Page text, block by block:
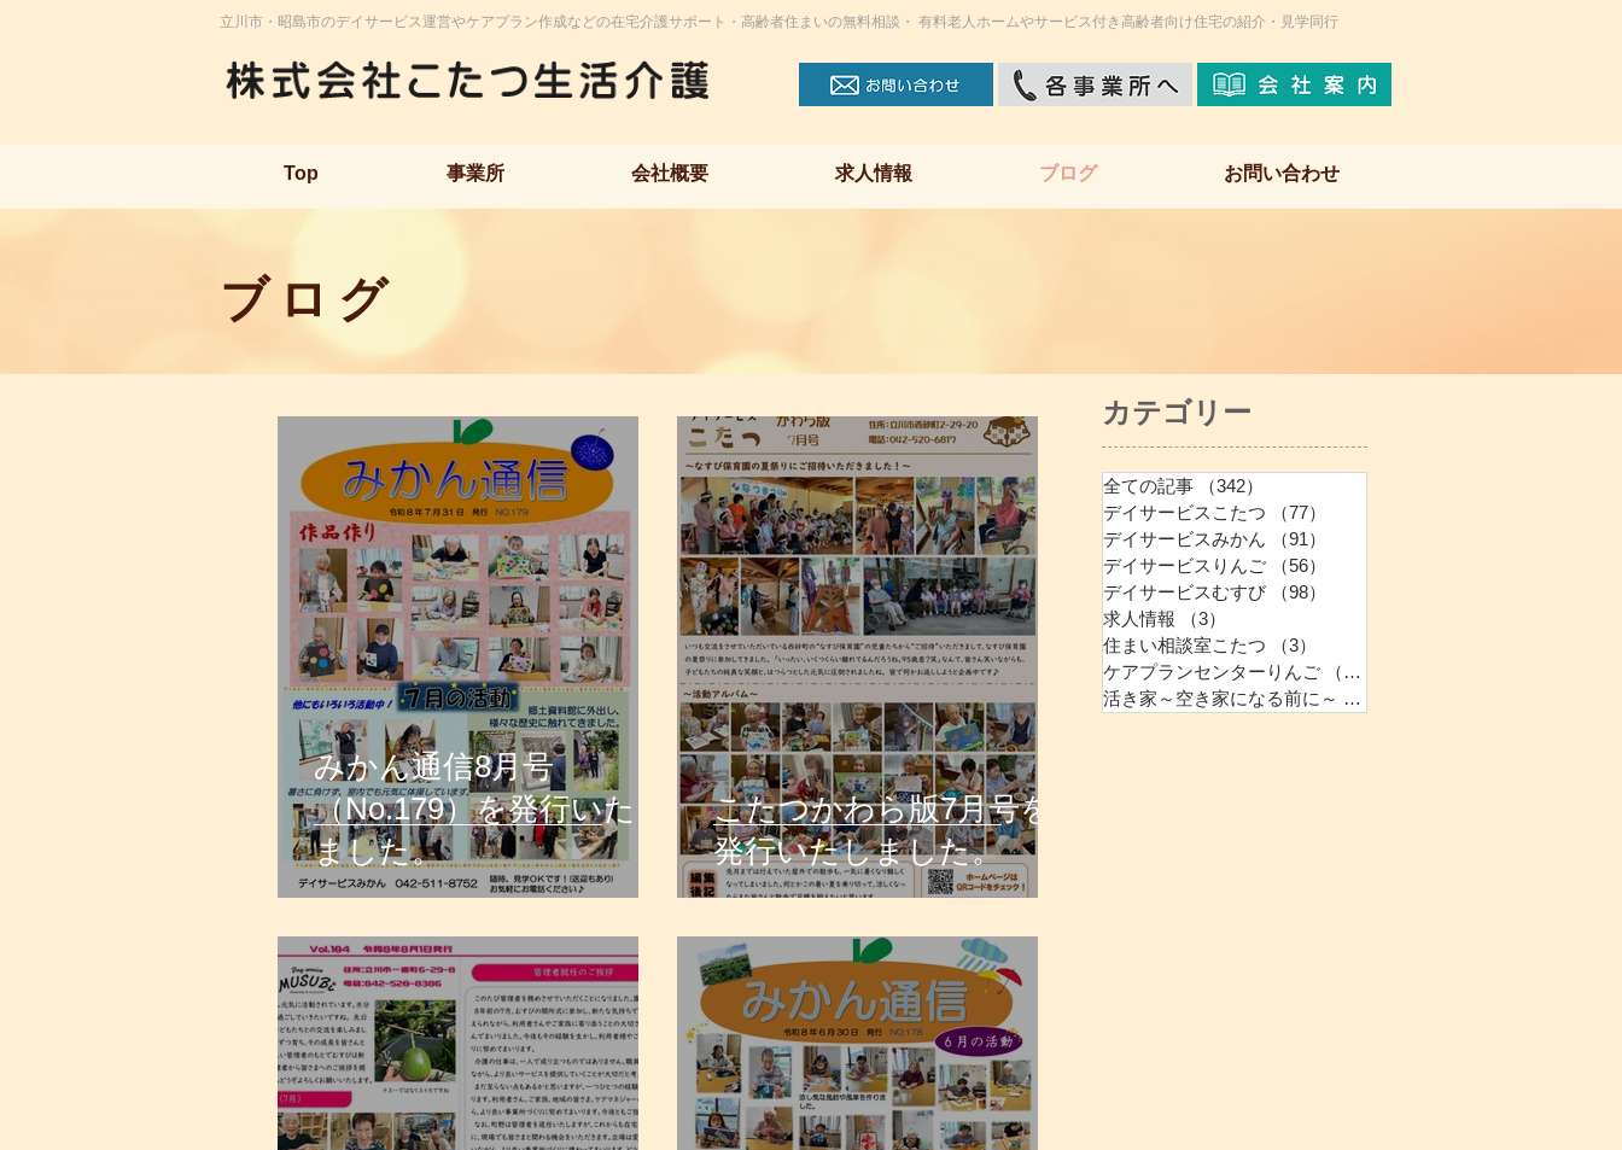
立川市・昭島市のデイサービス運営やケアプラン作成などの在宅介護サポート・高齢者住まいの無料相談・ 有料老人ホームやサービス付き高齢者向け住宅の紹介・見学同行
Top 事業所 会社概要 求人情報 ブログ お問い合わせ
ブログ
みかん通信8月号
（No.179）を発行いたし
ました。
こたつかわら版7月号を
発行いたしました。
​カテゴリー
全ての記事 （342）
デイサービスこたつ
（77）
デイサービスみかん
（91）
デイサービスりんご
（56）
デイサービスむすび
（98）
求人情報
（3）
住まい相談室こたつ
（3）
ケアプランセンターりんご
（0）
活き家～空き家になる前に～ （2）